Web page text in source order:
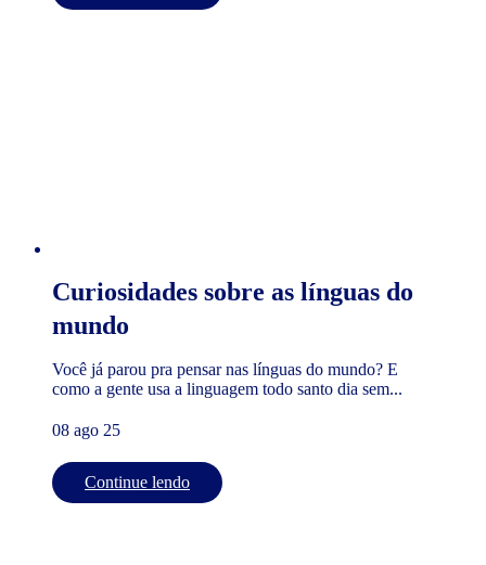
Curiosidades sobre as línguas do
mundo
Você já parou pra pensar nas línguas do mundo? E
como a gente usa a linguagem todo santo dia sem...
08 ago 25
Continue lendo